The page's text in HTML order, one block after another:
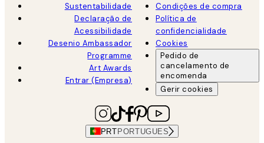
Sustentabilidade
Declaração de
Acessibilidade
Desenio Ambassador
Programme
Art Awards
Entrar (Empresa)
Condições de compra
Política de
confidencialidade
Cookies
Pedido de
cancelamento de
encomenda
Gerir cookies
PRT PORTUGUES